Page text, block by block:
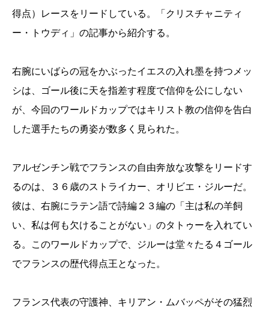
得点）レースをリードしている。「クリスチャニティ
ー・トウディ」の記事から紹介する。
右腕にいばらの冠をかぶったイエスの入れ墨を持つメッ
シは、ゴール後に天を指差す程度で信仰を公にしない
が、今回のワールドカップではキリスト教の信仰を告白
した選手たちの勇姿が数多く見られた。
アルゼンチン戦でフランスの自由奔放な攻撃をリードす
るのは、３６歳のストライカー、オリビエ・ジルーだ。
彼は、右腕にラテン語で詩編２３編の「主は私の羊飼
い、私は何も欠けることがない」のタトゥーを入れてい
る。このワールドカップで、ジルーは堂々たる４ゴール
でフランスの歴代得点王となった。
フランス代表の守護神、キリアン・ムバッペがその猛烈